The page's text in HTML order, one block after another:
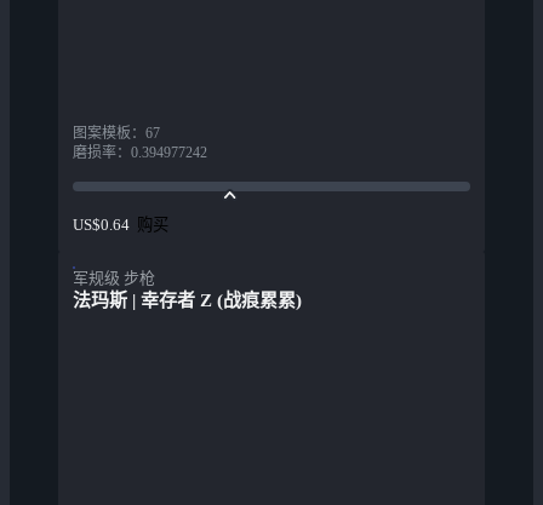
图案模板 ： 67
磨损率： 0.394977242
US$0.64 购买
军规级 步枪
法玛斯 | 幸存者 Z (战痕累累)